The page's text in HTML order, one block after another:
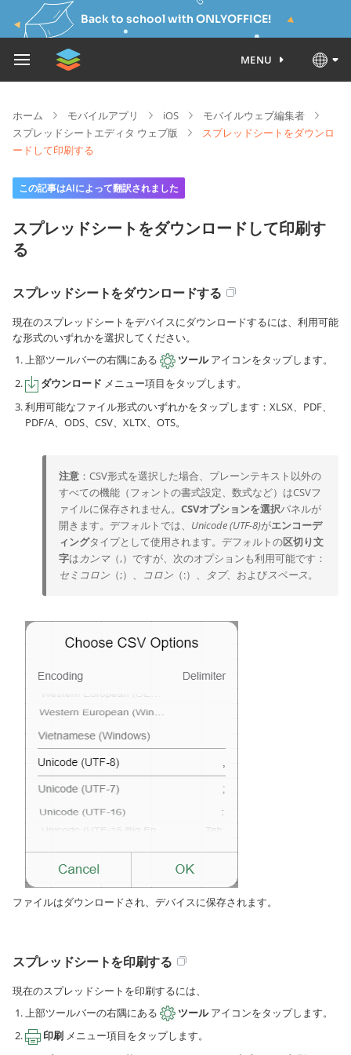
Back to school with ONLYOFFICE!
MENU
ホーム モバイルアプリ iOS
モバイルウェブ編集者
スプレッドシートエディタ ウェブ版
スプレッドシートをダウンロ
ードして印刷する
この記事はAIによって翻訳されました
スプレッドシートをダウンロードして印刷す
る
スプレッドシートをダウンロードする
現在のスプレッドシートをデバイスにダウンロードするには、利用可能
な形式のいずれかを選択してください。
上部ツールバーの右隅にある
ツールアイコンをタップします。
ダウンロード メニュー項目をタップします。
利用可能なファイル形式のいずれかをタップします：XLSX、PDF、
PDF/A、ODS、CSV、XLTX、OTS。
注意 ：CSV形式を選択した場合、プレーンテキスト以外の
すべての機能（フォントの書式設定、数式など）はCSVフ
ァイルに保存されません。 CSVオプションを選択パネルが
開きます。デフォルトでは、 Unicode (UTF-8)がエンコーデ
ィングタイプとして使用されます。デフォルトの区切り文
字は カンマ（,）ですが、次のオプションも利用可能です：
セミコロン （;）、 コロン （:）、 タブ、およびスペース。
ファイルはダウンロードされ、デバイスに保存されます。
スプレッドシートを印刷する
現在のスプレッドシートを印刷するには、
上部ツールバーの右隅にある
ツールアイコンをタップします。
印刷 メニュー項目をタップします。